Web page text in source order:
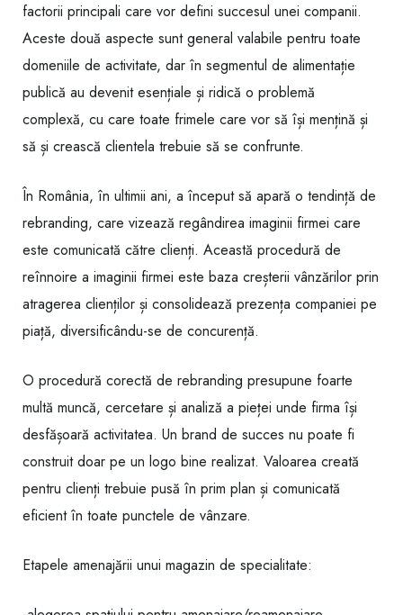
factorii principali care vor defini succesul unei companii.
Aceste două aspecte sunt general valabile pentru toate
domeniile de activitate, dar în segmentul de alimentație
publică au devenit esențiale și ridică o problemă
complexă, cu care toate frimele care vor să își mențină și
să și crească clientela trebuie să se confrunte.
În România, în ultimii ani, a început să apară o tendință de
rebranding, care vizează regândirea imaginii firmei care
este comunicată către clienți. Această procedură de
reînnoire a imaginii firmei este baza creșterii vânzărilor prin
atragerea clienților și consolidează prezența companiei pe
piață, diversificându-se de concurență.
O procedură corectă de rebranding presupune foarte
multă muncă, cercetare și analiză a pieței unde firma își
desfășoară activitatea. Un brand de succes nu poate fi
construit doar pe un logo bine realizat. Valoarea creată
pentru clienți trebuie pusă în prim plan și comunicată
eficient în toate punctele de vânzare.
Etapele amenajării unui magazin de specialitate: